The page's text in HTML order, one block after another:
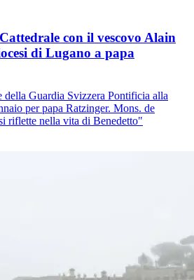
con il vescovo Alain
di Lugano a papa
Guardia Svizzera Pontificia alla
per papa Ratzinger. Mons. de
riflette nella vita di Benedetto"